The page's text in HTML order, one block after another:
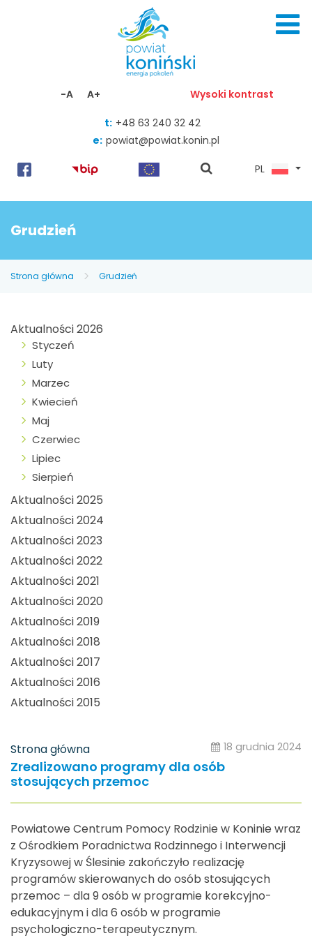
-A A+ Wysoki kontrast
t: +48 63 240 32 42
e: powiat@powiat.konin.pl
pokaż
PL
Grudzień
Strona główna Grudzień
Aktualności 2026
Styczeń
Luty
Marzec
Kwiecień
Maj
Czerwiec
Lipiec
Sierpień
Aktualności 2025
Aktualności 2024
Aktualności 2023
Aktualności 2022
Aktualności 2021
Aktualności 2020
Aktualności 2019
Aktualności 2018
Aktualności 2017
Aktualności 2016
Aktualności 2015
Strona główna 18 grudnia 2024
Zrealizowano programy dla osób
stosujących przemoc
Powiatowe Centrum Pomocy Rodzinie w Koninie wraz
z Ośrodkiem Poradnictwa Rodzinnego i Interwencji
Kryzysowej w Ślesinie zakończyło realizację
programów skierowanych do osób stosujących
przemoc – dla 9 osób w programie korekcyjno-
edukacyjnym i dla 6 osób w programie
psychologiczno-terapeutycznym.